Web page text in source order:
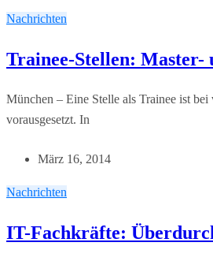
Nachrichten
Trainee-Stellen: Master-
München – Eine Stelle als Trainee ist
vorausgesetzt. In
März 16, 2014
Nachrichten
IT-Fachkräfte: